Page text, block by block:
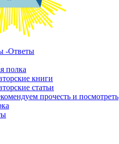
-Ответы
полка
книги
статьи
прочесть и посмотреть